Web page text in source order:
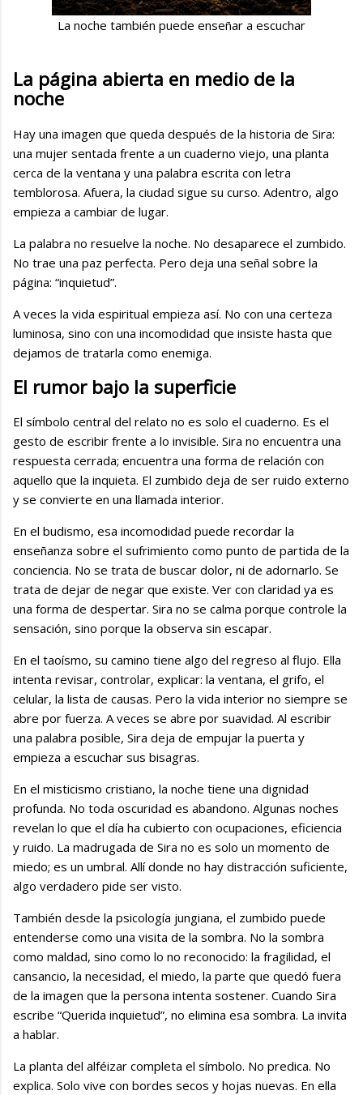
La noche también puede enseñar a escuchar
La página abierta en medio de la
noche
Hay una imagen que queda después de la historia de Sira:
una mujer sentada frente a un cuaderno viejo, una planta
cerca de la ventana y una palabra escrita con letra
temblorosa. Afuera, la ciudad sigue su curso. Adentro, algo
empieza a cambiar de lugar.
La palabra no resuelve la noche. No desaparece el zumbido.
No trae una paz perfecta. Pero deja una señal sobre la
página: “inquietud”.
A veces la vida espiritual empieza así. No con una certeza
luminosa, sino con una incomodidad que insiste hasta que
dejamos de tratarla como enemiga.
El rumor bajo la superficie
El símbolo central del relato no es solo el cuaderno. Es el
gesto de escribir frente a lo invisible. Sira no encuentra una
respuesta cerrada; encuentra una forma de relación con
aquello que la inquieta. El zumbido deja de ser ruido externo
y se convierte en una llamada interior.
En el budismo, esa incomodidad puede recordar la
enseñanza sobre el sufrimiento como punto de partida de la
conciencia. No se trata de buscar dolor, ni de adornarlo. Se
trata de dejar de negar que existe. Ver con claridad ya es
una forma de despertar. Sira no se calma porque controle la
sensación, sino porque la observa sin escapar.
En el taoísmo, su camino tiene algo del regreso al flujo. Ella
intenta revisar, controlar, explicar: la ventana, el grifo, el
celular, la lista de causas. Pero la vida interior no siempre se
abre por fuerza. A veces se abre por suavidad. Al escribir
una palabra posible, Sira deja de empujar la puerta y
empieza a escuchar sus bisagras.
En el misticismo cristiano, la noche tiene una dignidad
profunda. No toda oscuridad es abandono. Algunas noches
revelan lo que el día ha cubierto con ocupaciones, eficiencia
y ruido. La madrugada de Sira no es solo un momento de
miedo; es un umbral. Allí donde no hay distracción suficiente,
algo verdadero pide ser visto.
También desde la psicología jungiana, el zumbido puede
entenderse como una visita de la sombra. No la sombra
como maldad, sino como lo no reconocido: la fragilidad, el
cansancio, la necesidad, el miedo, la parte que quedó fuera
de la imagen que la persona intenta sostener. Cuando Sira
escribe “Querida inquietud”, no elimina esa sombra. La invita
a hablar.
La planta del alféizar completa el símbolo. No predica. No
explica. Solo vive con bordes secos y hojas nuevas. En ella